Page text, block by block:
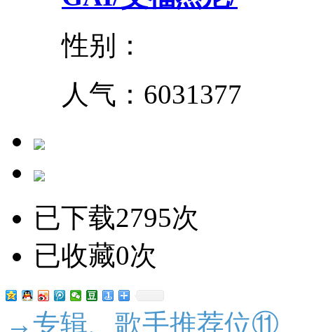
性别：
人气： 6031377
已下载2795次
已收藏0次
→专辑、歌手推荐位⑪